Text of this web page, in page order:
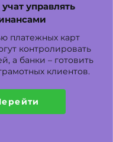
управлять
платежных карт
контролировать
а банки – готовить
клиентов.